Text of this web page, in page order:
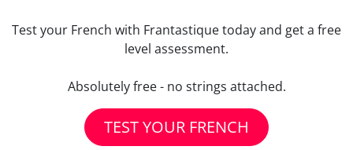
Test your French with Frantastique today and get a free
level assessment.
Absolutely free - no strings attached.
TEST YOUR FRENCH